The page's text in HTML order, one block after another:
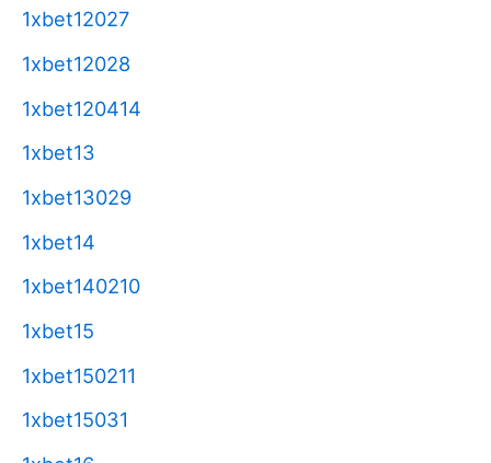
1xbet12027
1xbet12028
1xbet120414
1xbet13
1xbet13029
1xbet14
1xbet140210
1xbet15
1xbet150211
1xbet15031